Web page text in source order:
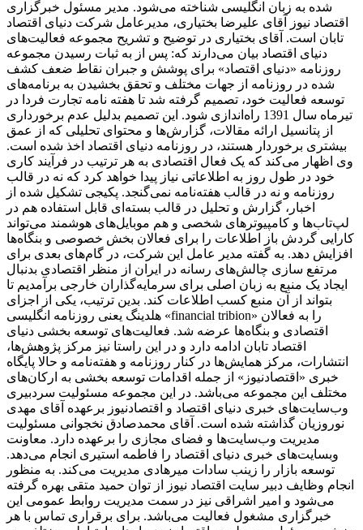
شده به زبان انگلیسی شناخته می‌شود. مدیر مسئول خبرگزاری
اقتصاد نیوز آقای علیرضا بختیاری، مدیرعامل شرکت دنیای اقتصاد
تابان است. آقای بختیاری در توضیح و تشریح مجموعه فعالیت‌های
دنیای اقتصاد بیان می‌دارند که: پس از به ثبات رسیدن مجموعه
روزنامه «دنیای اقتصاد» برای پوشش و جبران نقاط ضعف کشف
شده در روزنامه از جهات مختلف و تحقق بخشیدن به برنامه‌های
توسعه فعالیت خود، تصمیم گرفته شد تا هفته نامه تجارت فردا در
تیرماه سال 1391 راه‌اندازی شود. این تصمیم بدلیل عدم برخورداری
از پتانسیل ارائه مقالات، گزارش‌ها و محتوای تحلیلی که از عمق
بیشتری برخوردار هستند، در روزنامه دنیای اقتصاد اخذ شده است.
وی اظهار می‌کند که یک فعال اقتصادی به هر ترتیب در فرآیند کاری
خود در طول روز به اطلاعاتی نیاز پیدا خواهد کرد که نه در قالب
روزنامه و نه در قالب هفته‌نامه نمی‌گنجد. پکیجی تشکیل شده از
اخبار، گزارش و تحلیل در قالب بسته‌ای قابل استفاده هم در
لپ‌تاب‌ها و کامپیوترهای شخصی و هم موبایل‌های هوشمند می‌تواند
کارایی گردش باز اطلاعات را برای فعالان بخش خصوصی و بنگاه‌ها
افزایش دهد. به گفته مدیر عامل این شرکت، در گام‌های بعدی برای
مرتفع سازی چالش‌های رسانه در ایران از منظر اقتصادی بدنبال
ایجاد یک منبع به زبان اصلی برای سرمایه‌گذاران خارجی برآمدیم تا
بتواند از آن منبع کسب اطلاعات کند. بدین ترتیب، یکی از اجزای
هلدینگ یعنی روزنامه انگلیسی «financial tribion» را به فعالان
اقتصادی و بنگاه‌ها عرضه شد. فعالیت‌های توسعه بخشی دنیای
اقتصاد تابان ادامه دارد و در این راستا نیز مرکز پژوهش‌ها،
انتشارات، مرکز همایش‌ها در کنار روزنامه و هفته‌نامه و حالا پایگاه
خبری «اقتصادنیوز» از جمله اقدامات توسعه بخشی به ارکان‌های
مختلف این مجموعه می‌باشد. در این مجموعه مسئولیت سردبیری
وب‌سایت‌های خبری دنیای اقتصاد و اقتصادنیوز برعهده آقای مهدی
نوروزیان گذاشته شده است. آقای محمدصادق نخجوانی مسئولیت
مدیریت وب‌سایت‌ها و فضای مجازی را برعهده دارد. معاونت
وبسایت‌های خبری دنیای اقتصاد را فاطمه استیری انجام می‌دهد.
توسعه بازار را زینب سادات میرهادی مدیریت می‌کند. به منظور
انجام وظایف دبیر سایت اقتصاد نیوز از توان حمید متقی بهره گرفته
می‌شود و امیر اشراقی نیز در سمت مدیریت روابط عمومی این
خبرگزاری مشغول فعالیت می‌باشد. برای برقراری تماس با هر